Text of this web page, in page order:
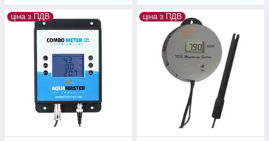
ціна з ПДВ ціна з ПДВ